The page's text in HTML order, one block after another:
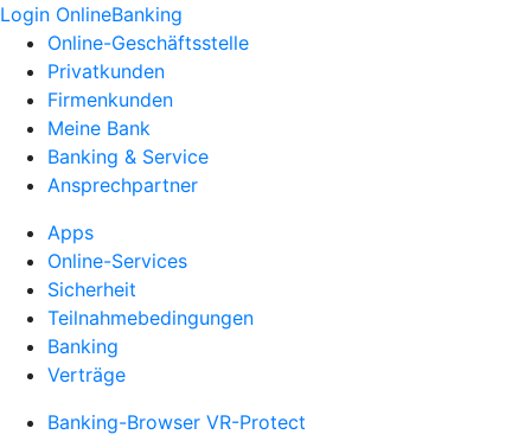
Login OnlineBanking
Online-Geschäftsstelle
Privatkunden
Firmenkunden
Meine Bank
Banking & Service
Ansprechpartner
Apps
Online-Services
Sicherheit
Teilnahmebedingungen
Banking
Verträge
Banking-Browser VR-Protect